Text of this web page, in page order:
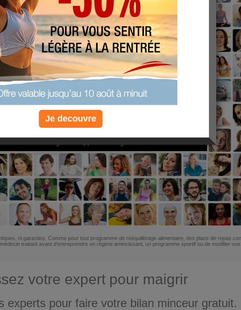
PLUS
SANTÉ
PLUS
COACHING
Non, je préfère le régime gratuit
ni garanties. Comme pour tout programme de rééquilibrage alimentaire, des plans de repas
traitant avant d'entreprendre un régime amincissant, un programme sportif ou de modifier vos
votre expert pour maigrir
experts pour faire votre bilan minceur gratuit.
Je decouvre